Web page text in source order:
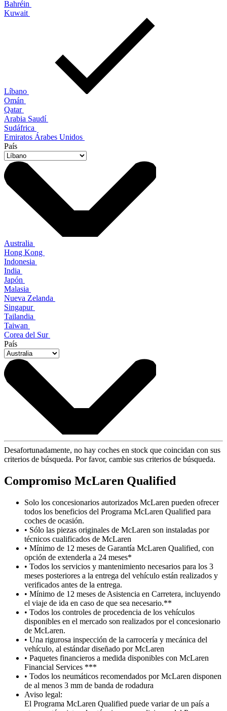
Bahréin
Kuwait
Líbano
Omán
Qatar
Arabia Saudí
Sudáfrica
Emiratos Árabes Unidos
País
Australia
Hong Kong
Indonesia
India
Japón
Malasia
Nueva Zelanda
Singapur
Tailandia
Taiwan
Corea del Sur
País
Desafortunadamente, no hay coches en stock que coincidan con sus
criterios de búsqueda. Por favor, cambie sus criterios de búsqueda.
Compromiso McLaren Qualified
Solo los concesionarios autorizados McLaren pueden ofrecer
todos los beneficios del Programa McLaren Qualified para
coches de ocasión.
• Sólo las piezas originales de McLaren son instaladas por
técnicos cualificados de McLaren
• Mínimo de 12 meses de Garantía McLaren Qualified, con
opción de extenderla a 24 meses*
• Todos los servicios y mantenimiento necesarios para los 3
meses posteriores a la entrega del vehículo están realizados y
verificados antes de la entrega.
• Mínimo de 12 meses de Asistencia en Carretera, incluyendo
el viaje de ida en caso de que sea necesario.**
• Todos los controles de procedencia de los vehículos
disponibles en el mercado son realizados por el concesionario
de McLaren.
• Una rigurosa inspección de la carrocería y mecánica del
vehículo, al estándar diseñado por McLaren
• Paquetes financieros a medida disponibles con McLaren
Financial Services ***
• Todos los neumáticos recomendados por McLaren disponen
de al menos 3 mm de banda de rodadura
Aviso legal:
El Programa McLaren Qualified puede variar de un país a